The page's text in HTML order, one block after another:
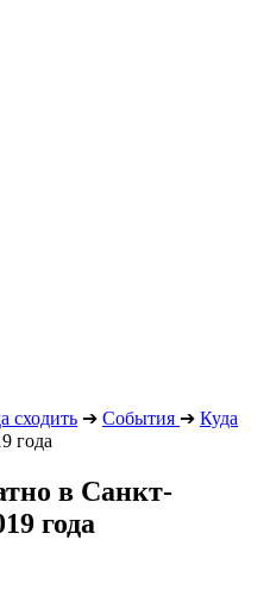
сходить ➔ События ➔ Куда
года
в Санкт-
года